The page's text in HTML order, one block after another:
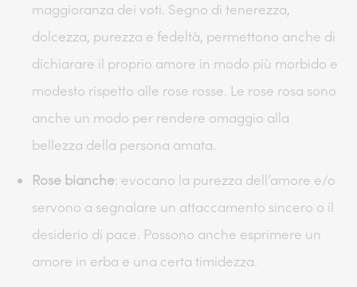
maggioranza dei voti. Segno di tenerezza,
dolcezza, purezza e fedeltà, permettono anche di
dichiarare il proprio amore in modo più morbido e
modesto rispetto alle rose rosse. Le rose rosa sono
anche un modo per rendere omaggio alla
bellezza della persona amata.
Rose bianche: evocano la purezza dell’amore e/o
servono a segnalare un attaccamento sincero o il
desiderio di pace. Possono anche esprimere un
amore in erba e una certa timidezza.